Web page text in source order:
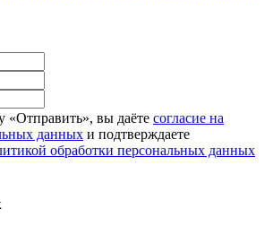
вы даёте согласие на
данных и подтверждаете
обработки персональных данных